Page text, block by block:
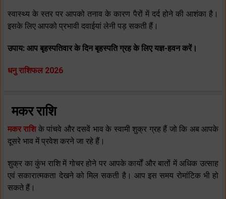
स्‍वास्‍थ्‍य के स्‍तर पर आपको तनाव के कारण पैरों में दर्द होने की आशंका है।
इसके लिए आपको प्रभावी दवाईयां लेनी पड़ सकती हैं।
उपाय: आप बृहस्‍पतिवार के दिन बृहस्‍पति ग्रह के लिए यज्ञ-हवन करें।
धनु राशिफल 2026
मकर राशि
मकर राशि के पांचवे और दसवें भाव के स्‍वामी शुक्र ग्रह हैं जो कि अब आपके
दूसरे भाव में प्रवेश करने जा रहे हैं।
शुक्र का कुंभ राशि में गोचर होने पर आपके कार्यों और बातों में अधिक उत्‍साह
एवं सकारात्‍मकता देखने को मिल सकती है। आप इस समय रोमांटिक भी हो
सकते हैं।